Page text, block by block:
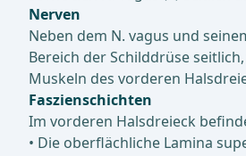
Nerven
Neben dem N. vagus und
Bereich der Schilddrüse
Muskeln des vorderen
Faszienschichten
Im vorderen Halsdreieck
• Die oberflächliche Lamina